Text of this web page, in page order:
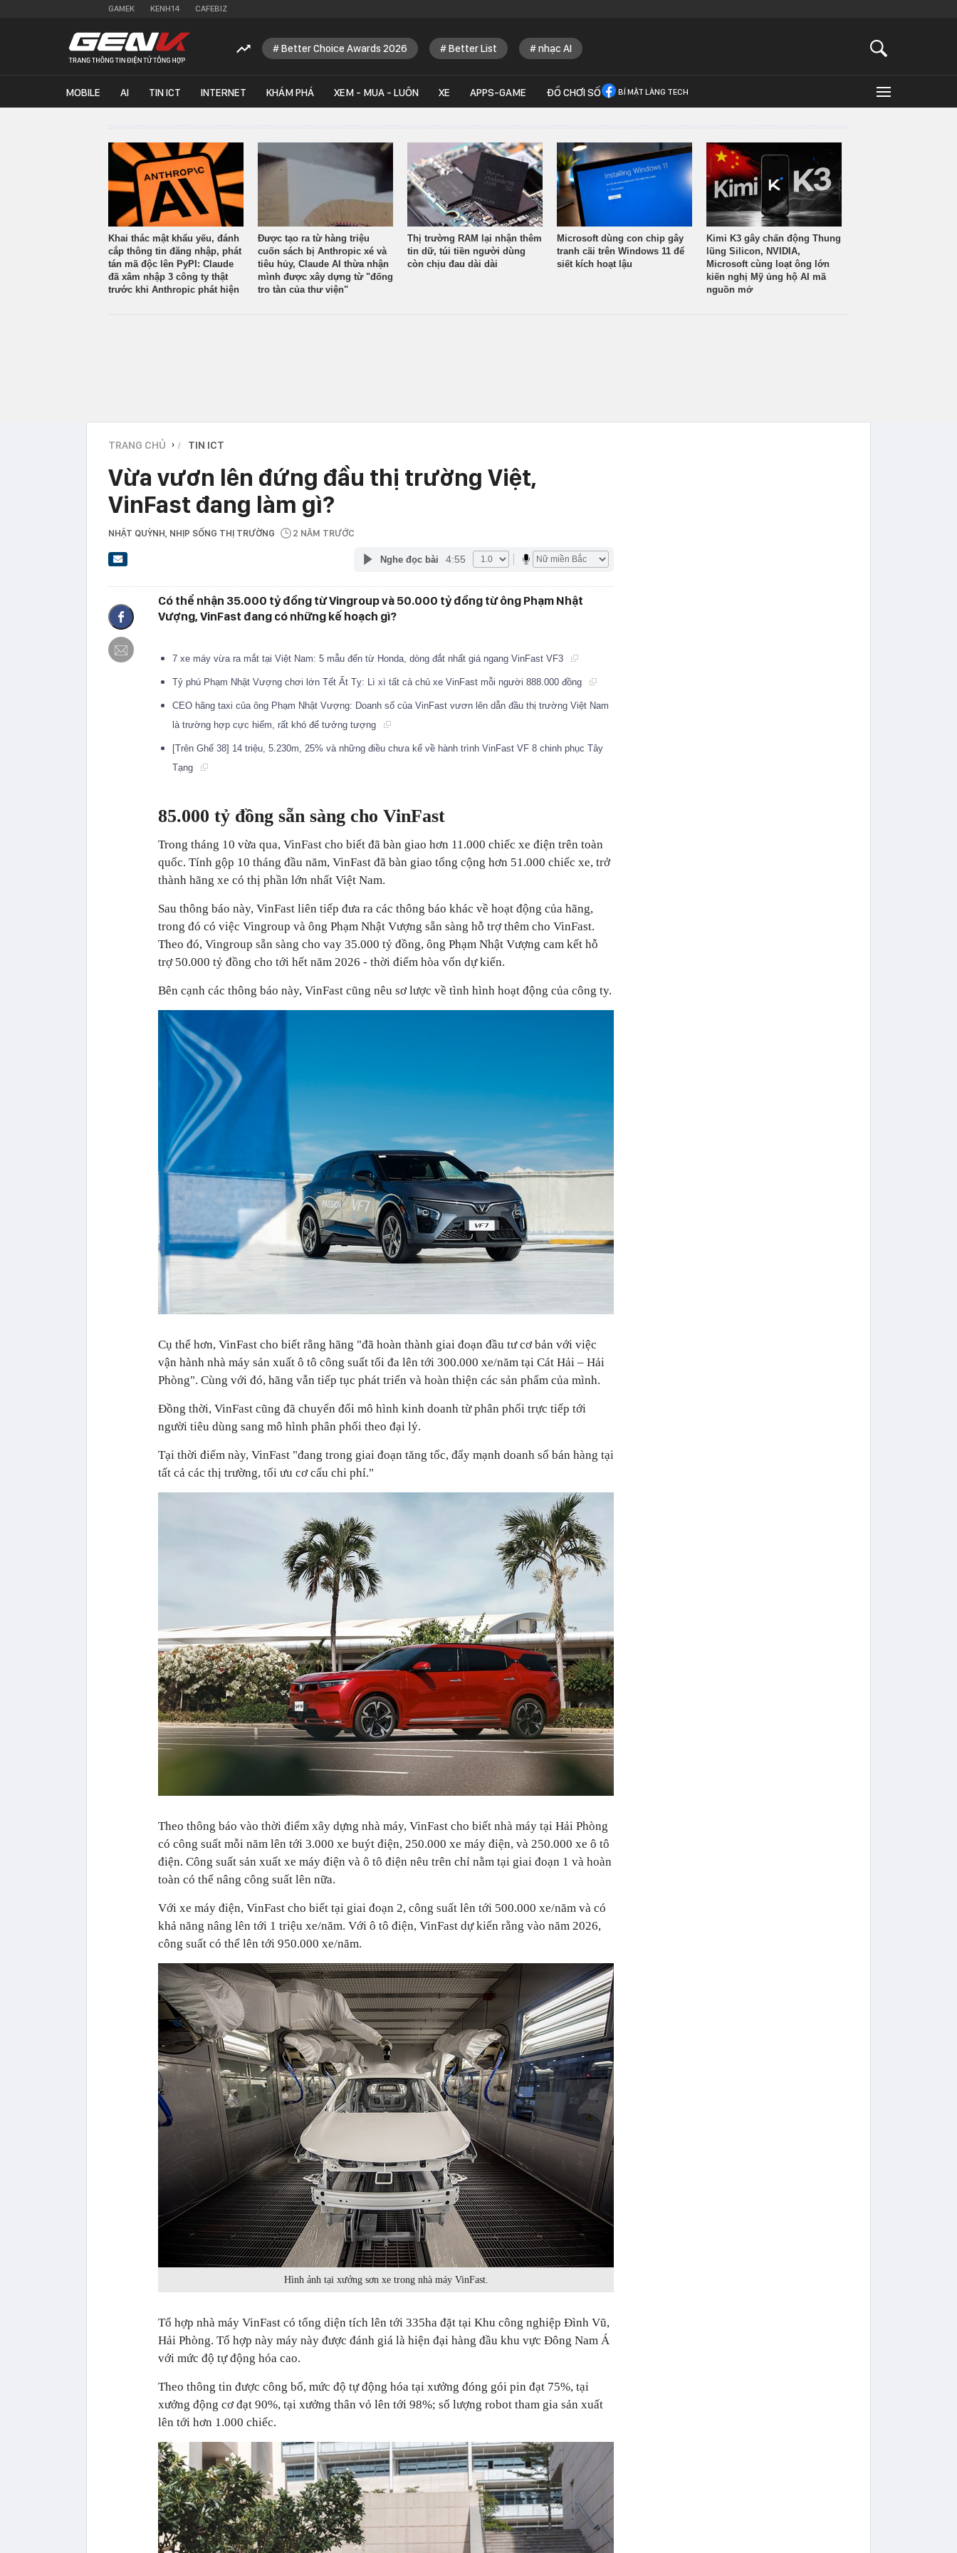
GAMEK KENH14 CAFEBIZ
Better Choice Awards 2026 Better List nhạc AI
MOBILE AI TIN ICT INTERNET KHÁM PHÁ XEM - MUA - LUÔN XE APPS-GAME ĐỒ CHƠI SỐ BÍ MẬT LÀNG TECH
Khai thác mật khẩu yếu, đánh
cắp thông tin đăng nhập, phát
tán mã độc lên PyPI: Claude
đã xâm nhập 3 công ty thật
trước khi Anthropic phát hiện
Được tạo ra từ hàng triệu
cuốn sách bị Anthropic xé và
tiêu hủy, Claude AI thừa nhận
mình được xây dựng từ "đống
tro tàn của thư viện"
Thị trường RAM lại nhận thêm
tin dữ, túi tiền người dùng
còn chịu đau dài dài
Microsoft dùng con chip gây
tranh cãi trên Windows 11 để
siết kích hoạt lậu
Kimi K3 gây chấn động Thung
lũng Silicon, NVIDIA,
Microsoft cùng loạt ông lớn
kiến nghị Mỹ ủng hộ AI mã
nguồn mở
TRANG CHỦ › TIN ICT
Vừa vươn lên đứng đầu thị trường Việt,
VinFast đang làm gì?
NHẬT QUỲNH , NHỊP SỐNG THỊ TRƯỜNG 2 NĂM TRƯỚC
Nghe đọc bài 4:55
Có thể nhận 35.000 tỷ đồng từ Vingroup và 50.000 tỷ đồng từ ông Phạm Nhật
Vượng, VinFast đang có những kế hoạch gì?
7 xe máy vừa ra mắt tại Việt Nam: 5 mẫu đến từ Honda, dòng đắt nhất giá ngang VinFast VF3
Tỷ phú Phạm Nhật Vượng chơi lớn Tết Ất Tỵ: Lì xì tất cả chủ xe VinFast mỗi người 888.000 đồng
CEO hãng taxi của ông Phạm Nhật Vượng: Doanh số của VinFast vươn lên dẫn đầu thị trường Việt Nam
là trường hợp cực hiếm, rất khó để tưởng tượng
[Trên Ghế 38] 14 triệu, 5.230m, 25% và những điều chưa kể về hành trình VinFast VF 8 chinh phục Tây
Tạng
85.000 tỷ đồng sẵn sàng cho VinFast
Trong tháng 10 vừa qua, VinFast cho biết đã bàn giao hơn 11.000 chiếc xe điện trên toàn
quốc. Tính gộp 10 tháng đầu năm, VinFast đã bàn giao tổng cộng hơn 51.000 chiếc xe, trở
thành hãng xe có thị phần lớn nhất Việt Nam.
Sau thông báo này, VinFast liên tiếp đưa ra các thông báo khác về hoạt động của hãng,
trong đó có việc Vingroup và ông Phạm Nhật Vượng sẵn sàng hỗ trợ thêm cho VinFast.
Theo đó, Vingroup sẵn sàng cho vay 35.000 tỷ đồng, ông Phạm Nhật Vượng cam kết hỗ
trợ 50.000 tỷ đồng cho tới hết năm 2026 - thời điểm hòa vốn dự kiến.
Bên cạnh các thông báo này, VinFast cũng nêu sơ lược về tình hình hoạt động của công ty.
Cụ thể hơn, VinFast cho biết rằng hãng "đã hoàn thành giai đoạn đầu tư cơ bản với việc
vận hành nhà máy sản xuất ô tô công suất tối đa lên tới 300.000 xe/năm tại Cát Hải – Hải
Phòng". Cùng với đó, hãng vẫn tiếp tục phát triển và hoàn thiện các sản phẩm của mình.
Đồng thời, VinFast cũng đã chuyển đổi mô hình kinh doanh từ phân phối trực tiếp tới
người tiêu dùng sang mô hình phân phối theo đại lý.
Tại thời điểm này, VinFast "đang trong giai đoạn tăng tốc, đẩy mạnh doanh số bán hàng tại
tất cả các thị trường, tối ưu cơ cấu chi phí."
Theo thông báo vào thời điểm xây dựng nhà máy, VinFast cho biết nhà máy tại Hải Phòng
có công suất mỗi năm lên tới 3.000 xe buýt điện, 250.000 xe máy điện, và 250.000 xe ô tô
điện. Công suất sản xuất xe máy điện và ô tô điện nêu trên chỉ nằm tại giai đoạn 1 và hoàn
toàn có thể nâng công suất lên nữa.
Với xe máy điện, VinFast cho biết tại giai đoạn 2, công suất lên tới 500.000 xe/năm và có
khả năng nâng lên tới 1 triệu xe/năm. Với ô tô điện, VinFast dự kiến rằng vào năm 2026,
công suất có thể lên tới 950.000 xe/năm.
Hình ảnh tại xưởng sơn xe trong nhà máy VinFast.
Tổ hợp nhà máy VinFast có tổng diện tích lên tới 335ha đặt tại Khu công nghiệp Đình Vũ,
Hải Phòng. Tổ hợp này máy này được đánh giá là hiện đại hàng đầu khu vực Đông Nam Á
với mức độ tự động hóa cao.
Theo thông tin được công bố, mức độ tự động hóa tại xưởng đóng gói pin đạt 75%, tại
xưởng động cơ đạt 90%, tại xưởng thân vỏ lên tới 98%; số lượng robot tham gia sản xuất
lên tới hơn 1.000 chiếc.